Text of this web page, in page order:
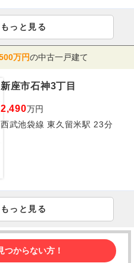
っと見る
万円の中古一戸建て
新座市石神3丁目
2,490万円
西武池袋線 東久留米駅 23分
っと見る
つからない方！